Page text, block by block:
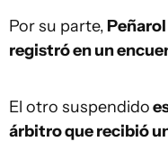
Por su parte,
registró en un
El otro suspendido
árbitro que recibió